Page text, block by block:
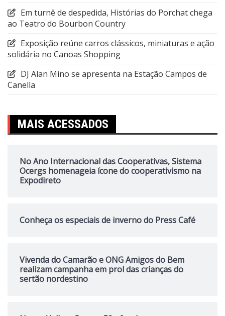
Em turnê de despedida, Histórias do Porchat chega
ao Teatro do Bourbon Country
Exposição reúne carros clássicos, miniaturas e ação
solidária no Canoas Shopping
DJ Alan Mino se apresenta na Estação Campos de
Canella
MAIS ACESSADOS
No Ano Internacional das Cooperativas, Sistema
Ocergs homenageia ícone do cooperativismo na
Expodireto
Conheça os especiais de inverno do Press Café
Vivenda do Camarão e ONG Amigos do Bem
realizam campanha em prol das crianças do
sertão nordestino